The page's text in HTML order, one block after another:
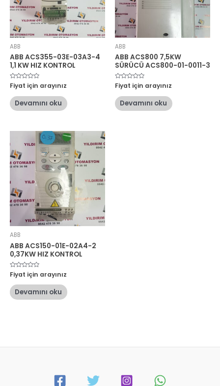
ABB
ABB ACS355-03E-03A3-4
1,1 KW HIZ KONTROL
5
üzerinden
oy
aldı
Fiyat için arayınız
Devamını oku
ABB
ABB ACS800 7,5KW
SÜRÜCÜ ACS800-01-0011-3
5
üzerinden
oy
aldı
Fiyat için arayınız
Devamını oku
ABB
ABB ACS150-01E-02A4-2
0,37KW HIZ KONTROL
5
üzerinden
oy
aldı
Fiyat için arayınız
Devamını oku